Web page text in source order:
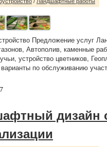
Предложение услуг
Автополив, каменные
устройство цветников,
по обслуживанию
дизайн